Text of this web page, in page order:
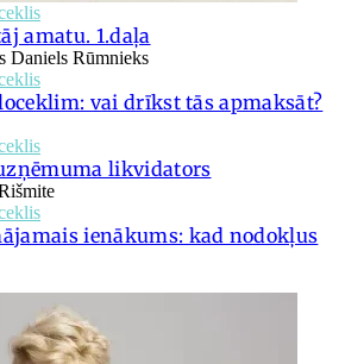
amatu. 1.daļa
Daniels Rūmnieks
vai drīkst tās apmaksāt?
likvidators
ienākums: kad nodokļus